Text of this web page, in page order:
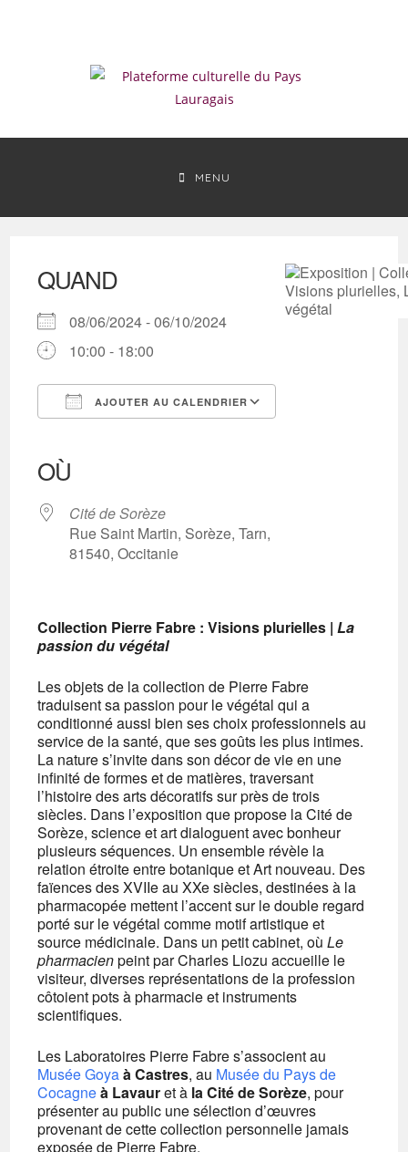
MENU
QUAND
08/06/2024 - 06/10/2024
10:00 - 18:00
AJOUTER AU CALENDRIER
OÙ
Cité de Sorèze
Rue Saint Martin, Sorèze, Tarn,
81540, Occitanie
Collection Pierre Fabre : Visions plurielles |La
passion du végétal
Les objets de la collection de Pierre Fabre
traduisent sa passion pour le végétal qui a
conditionné aussi bien ses choix professionnels au
service de la santé, que ses goûts les plus intimes.
La nature s’invite dans son décor de vie en une
infinité de formes et de matières, traversant
l’histoire des arts décoratifs sur près de trois
siècles. Dans l’exposition que propose la Cité de
Sorèze, science et art dialoguent avec bonheur
plusieurs séquences. Un ensemble révèle la
relation étroite entre botanique et Art nouveau. Des
faïences des XVIIe au XXe siècles, destinées à la
pharmacopée mettent l’accent sur le double regard
porté sur le végétal comme motif artistique et
source médicinale. Dans un petit cabinet, oùLe
pharmacienpeint par Charles Liozu accueille le
visiteur, diverses représentations de la profession
côtoient pots à pharmacie et instruments
scientifiques.
Les Laboratoires Pierre Fabre s’associent au
Musée Goyaà Castres, au Musée du Pays de
Cocagneà Lavauret à la Cité de Sorèze, pour
présenter au public une sélection d’œuvres
provenant de cette collection personnelle jamais
exposée de Pierre Fabre.